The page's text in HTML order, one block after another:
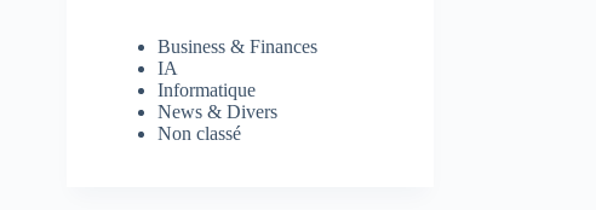
Business & Finances
IA
Informatique
News & Divers
Non classé